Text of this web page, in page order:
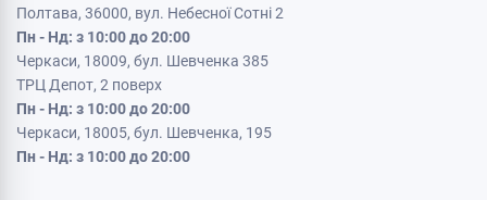
Полтава, 36000, вул. Небесної Сотні 2
Пн - Нд: з 10:00 до 20:00
Черкаси, 18009, бул. Шевченка 385
ТРЦ Депот, 2 поверх
Пн - Нд: з 10:00 до 20:00
Черкаси, 18005, бул. Шевченка, 195
Пн - Нд: з 10:00 до 20:00